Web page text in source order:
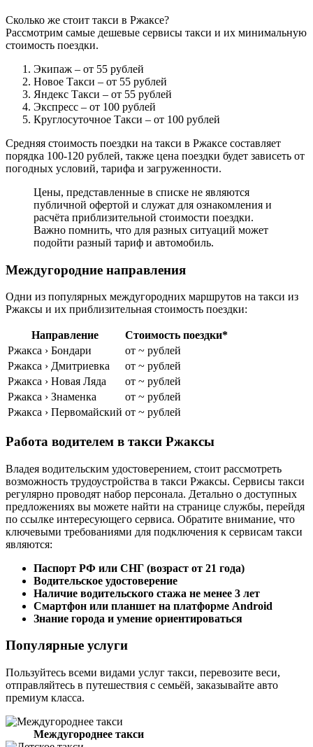
Сколько же стоит такси в Ржаксе?
Рассмотрим самые дешевые сервисы такси и их минимальную
стоимость поездки.
Экипаж – от 55 рублей
Новое Такси – от 55 рублей
Яндекс Такси – от 55 рублей
Экспресс – от 100 рублей
Круглосуточное Такси – от 100 рублей
Средняя стоимость поездки на такси в Ржаксе составляет
порядка 100-120 рублей, также цена поездки будет зависеть от
погодных условий, тарифа и загруженности.
Цены, представленные в списке не являются
публичной офертой и служат для ознакомления и
расчёта приблизительной стоимости поездки.
Важно помнить, что для разных ситуаций может
подойти разный тариф и автомобиль.
Междугородние направления
Одни из популярных междугородних маршрутов на такси из
Ржаксы и их приблизительная стоимость поездки:
Направление
Стоимость поездки*
Ржакса › Бондари
от ~ рублей
Ржакса › Дмитриевка
от ~ рублей
Ржакса › Новая Ляда
от ~ рублей
Ржакса › Знаменка
от ~ рублей
Ржакса › Первомайский от ~ рублей
Работа водителем в такси Ржаксы
Владея водительским удостоверением, стоит рассмотреть
возможность трудоустройства в такси Ржаксы. Сервисы такси
регулярно проводят набор персонала. Детально о доступных
предложениях вы можете найти на странице службы, перейдя
по ссылке интересующего сервиса. Обратите внимание, что
ключевыми требованиями для подключения к сервисам такси
являются:
Паспорт РФ или СНГ (возраст от 21 года)
Водительское удостоверение
Наличие водительского стажа не менее 3 лет
Смартфон или планшет на платформе Android
Знание города и умение ориентироваться
Популярные услуги
Пользуйтесь всеми видами услуг такси, перевозите веси,
отправляйтесь в путешествия с семьёй, заказывайте авто
премиум класса.
Междугороднее такси